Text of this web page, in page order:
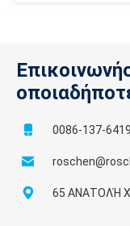
0086-137-
65 ΑΝΑΤΟΛΉ